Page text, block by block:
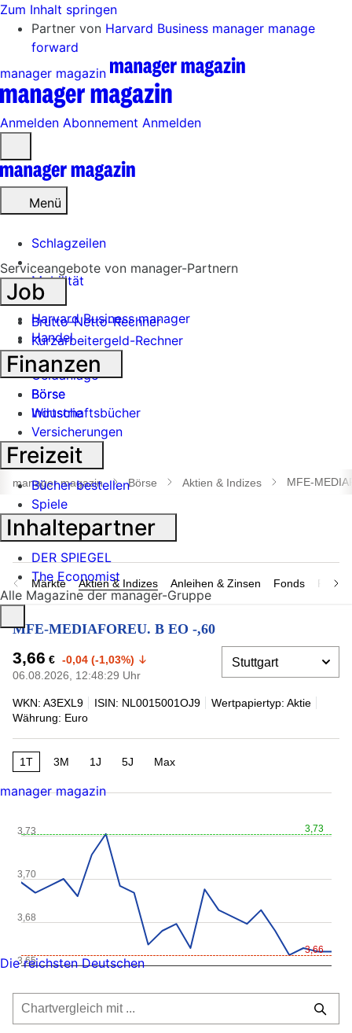
Zum Inhalt springen
Partner von Harvard Business manager manage
forward
manager magazin
Anmelden Abonnement Anmelden
öffnen
Menü
Schlagzeilen
Mobilität
Tech
Harvard Business manager
Handel
Banken
Geldanlage
Börse
Industrie
Suche
öffnen
manager magazin Börse Aktien & Indizes MFE-
Märkte Aktien & Indizes Anleihen & Zinsen Fonds
MFE-MEDIAFOREU. B EO -,60
3,66 € -0,04 (-1,03%)
06.08.2026, 12:48:29 Uhr
WKN: A3EXL9 ISIN: NL0015001OJ9
Wertpapiertyp: Aktie
Währung: Euro
1T 3M 1J 5J Max
3,73
3,66
3,65
3,68
3,70
3,73
Serviceangebote von manager-Partnern
Job
Brutto-Netto-Rechner
Kurzarbeitergeld-Rechner
Finanzen
Börse
Wirtschaftsbücher
Versicherungen
Freizeit
Bücher bestellen
Spiele
Inhaltepartner
DER SPIEGEL
The Economist
Alle Magazine der manager-Gruppe
manager magazin
Die reichsten Deutschen